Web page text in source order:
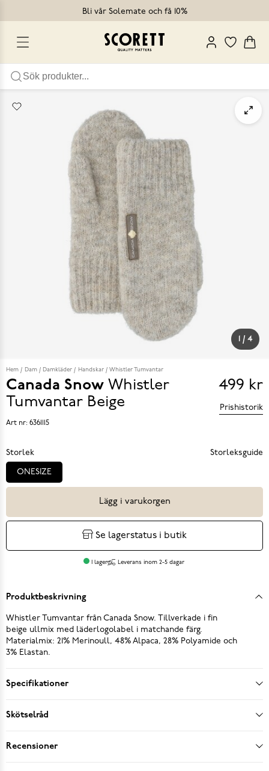
Bli vår Solemate och få 10%
/ 4
Hem Dam Damkläder Handskar Whistler Tumvantar
Canada Snow Whistler
Tumvantar Beige
Pris
499 kr
499 kr
Prishistorik
Art nr: 6361115
Storlek Storleksguide
ONESIZE
Lägg i varukorgen
Se lagerstatus i butik
I lager Leverans inom 2-5 dagar
Produktbeskrivning
Whistler Tumvantar från Canada Snow. Tillverkade i fin
beige ullmix med läderlogolabel i matchande färg.
Materialmix: 21% Merinoull, 48% Alpaca, 28% Polyamide och
3% Elastan.
Specifikationer
Skötselråd
Recensioner